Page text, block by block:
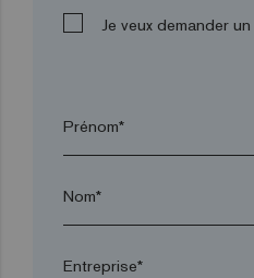
Je veux demander
Prénom*
Nom*
Entreprise*